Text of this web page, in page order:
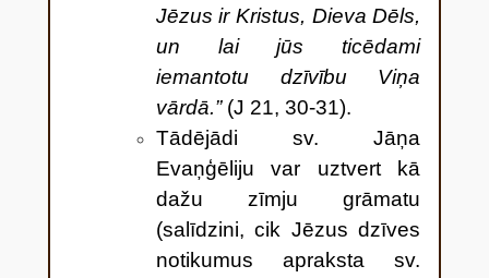
Jēzus ir Kristus, Dieva Dēls,
un lai jūs ticēdami
iemantotu dzīvību Viņa
vārdā.”(J 21, 30-31).
Tādējādi sv. Jāņa
Evaņģēliju var uztvert kā
dažu zīmju grāmatu
(salīdzini, cik Jēzus dzīves
notikumus apraksta sv.